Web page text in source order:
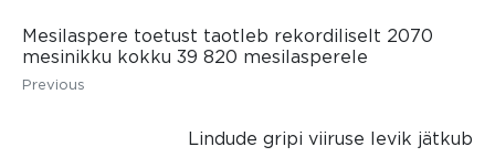
Mesilaspere toetust taotleb rekordiliselt 2070
mesinikku kokku 39 820 mesilasperele
Previous
Lindude gripi viiruse levik jätkub